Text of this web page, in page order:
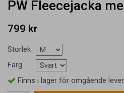
PW Fleecejacka
799 kr
Storlek
Färg
Finns i lager för omgående